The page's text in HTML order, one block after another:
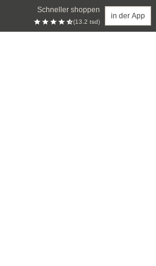
Schneller shoppen
(13.2 tsd)
in der App